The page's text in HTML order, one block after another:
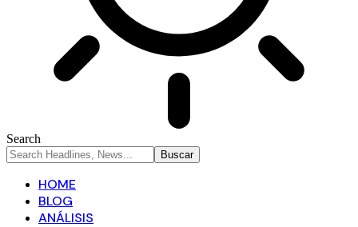
Search
HOME
BLOG
ANÁLISIS